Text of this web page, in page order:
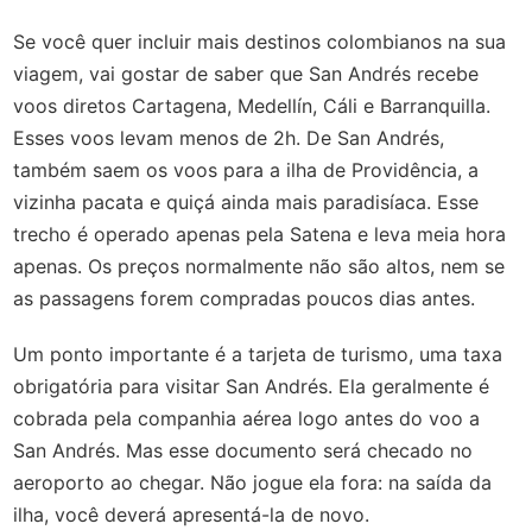
Se você quer incluir mais destinos colombianos na sua
viagem, vai gostar de saber que San Andrés recebe
voos diretos Cartagena, Medellín, Cáli e Barranquilla.
Esses voos levam menos de 2h. De San Andrés,
também saem os voos para a ilha de Providência, a
vizinha pacata e quiçá ainda mais paradisíaca. Esse
trecho é operado apenas pela Satena e leva meia hora
apenas. Os preços normalmente não são altos, nem se
as passagens forem compradas poucos dias antes.
Um ponto importante é a tarjeta de turismo, uma taxa
obrigatória para visitar San Andrés. Ela geralmente é
cobrada pela companhia aérea logo antes do voo a
San Andrés. Mas esse documento será checado no
aeroporto ao chegar. Não jogue ela fora: na saída da
ilha, você deverá apresentá-la de novo.